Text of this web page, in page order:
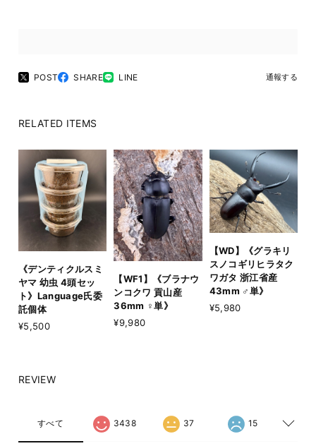
POST SHARE LINE 通報する
RELATED ITEMS
《デンティクルスミ
ヤマ 幼虫 4頭セッ
ト》Language氏委
託個体
¥5,500
【WF1】《ブラナウ
ンコクワ 貢山産
36mm ♀単》
¥9,980
【WD】《グラキリ
スノコギリヒラタク
ワガタ 浙江省産
43mm ♂単》
¥5,980
REVIEW
すべて 3438 37 15